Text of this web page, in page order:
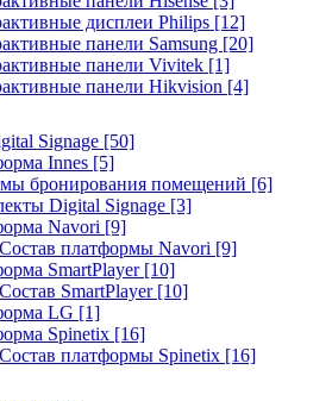
дисплеи Philips [12]
панели Samsung [20]
панели Vivitek [1]
панели Hikvision [4]
Signage [50]
Innes [5]
бронирования помещений [6]
Digital Signage [3]
Navori [9]
Состав платформы Navori [9]
SmartPlayer [10]
Состав SmartPlayer [10]
LG [1]
Spinetix [16]
Состав платформы Spinetix [16]